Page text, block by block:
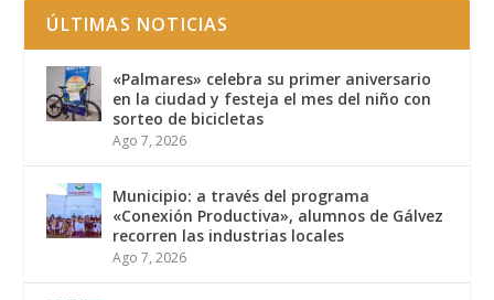
ÚLTIMAS NOTICIAS
«Palmares» celebra su primer aniversario
en la ciudad y festeja el mes del niño con
sorteo de bicicletas
Ago 7, 2026
Municipio: a través del programa
«Conexión Productiva», alumnos de Gálvez
recorren las industrias locales
Ago 7, 2026